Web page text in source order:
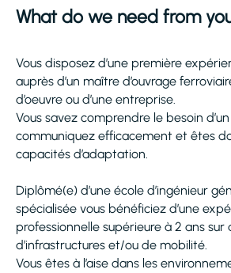
What do we need from
Vous disposez d’une première
auprès d’un maître d’ouvrage
d’oeuvre ou d’une entreprise.
Vous savez comprendre le besoin
communiquez efficacement et êtes
capacités d’adaptation.
Diplômé(e) d’une école d’ingénieur
spécialisée vous bénéficiez d’une
professionnelle supérieure à 2 ans sur
d’infrastructures et/ou de mobilité.
Vous êtes à l’aise dans les